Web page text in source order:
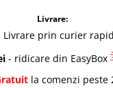
Livrare:
Livrare prin curier rapid
- ridicare din EasyBox
la comenzi peste